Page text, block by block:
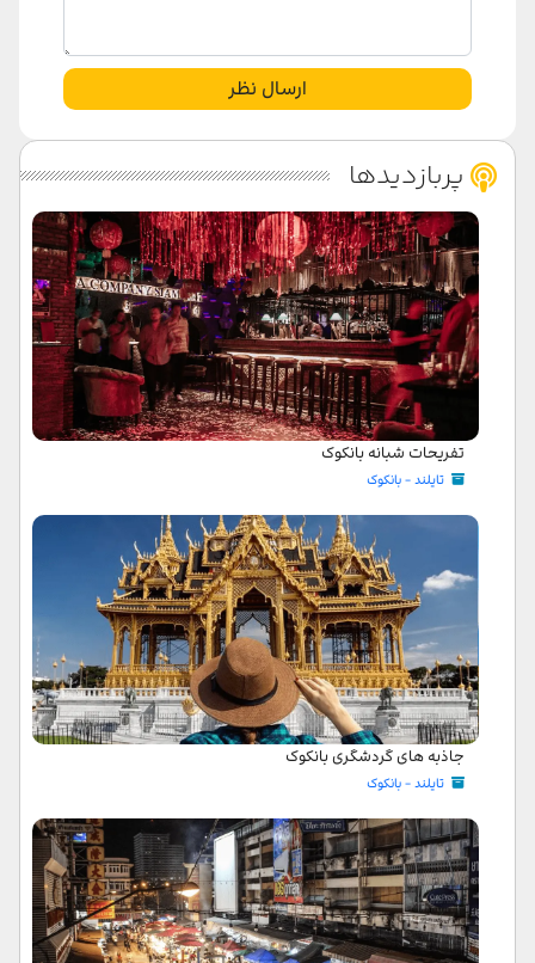
ارسال نظر
پربازدیدها
تفریحات شبانه بانکوک
تایلند - بانکوک
جاذبه های گردشگری بانکوک
تایلند - بانکوک